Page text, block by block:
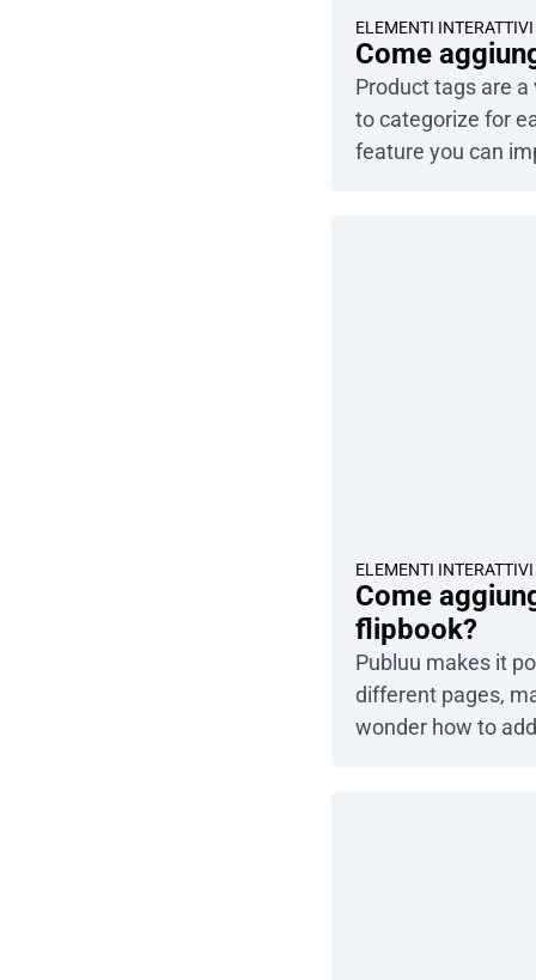
ELEMENTI INTERATTIVI
Come
Product tags are
to categorize for
feature you can
ELEMENTI INTERATTIVI
Come
flipbook?
Publuu makes it
different pages,
wonder how to